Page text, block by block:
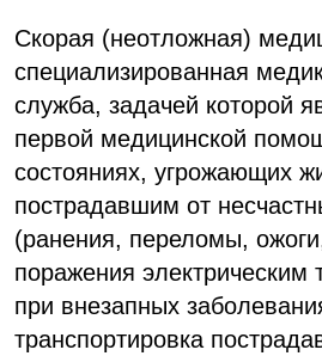
Скорая (неотложная)
специализированная
служба, задачей которой
первой медицинской
состояниях, угрожающих
пострадавшим от
(ранения, переломы,
поражения электрическим
при внезапных
транспортировка